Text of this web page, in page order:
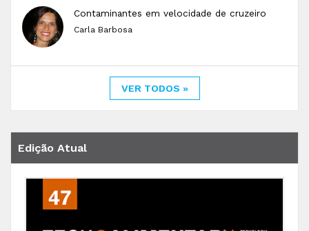
Contaminantes em velocidade de cruzeiro
Carla Barbosa
VER TODOS »
Edição Atual